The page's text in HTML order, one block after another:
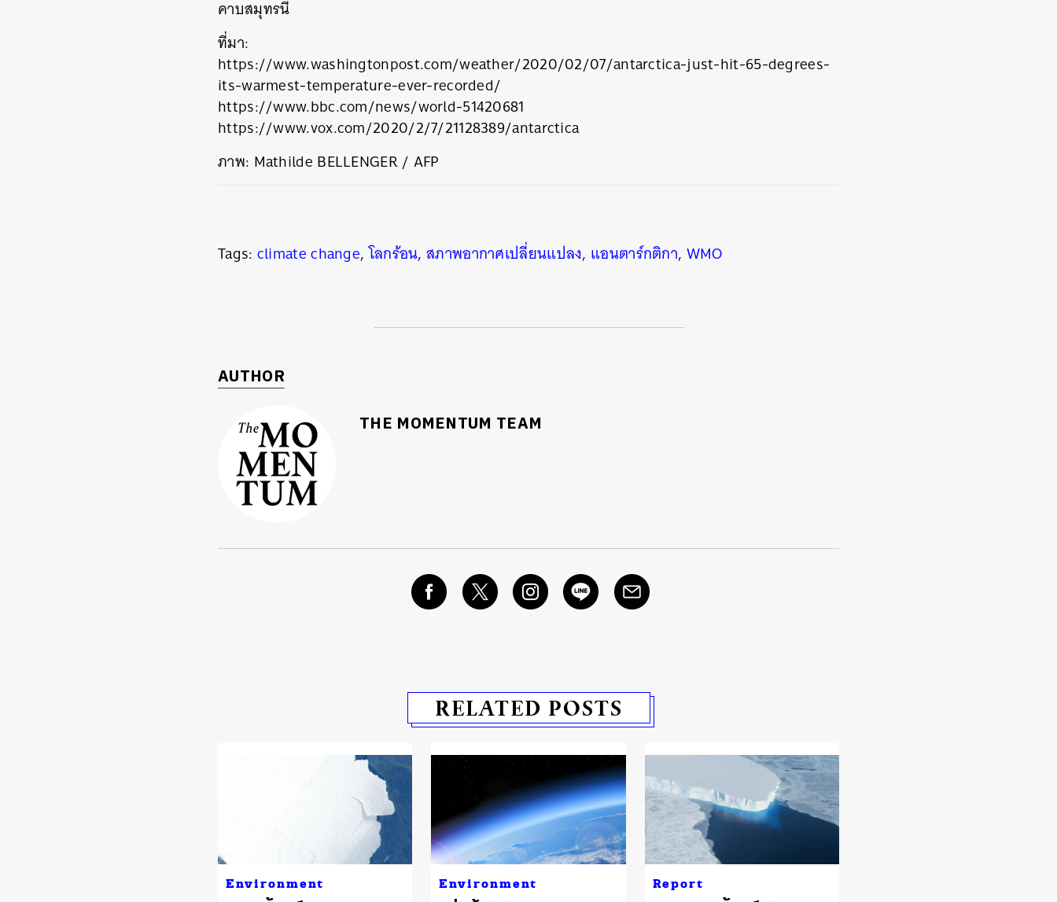
คาบสมุทรนี้
ที่มา:
https://www.washingtonpost.com/weather/2020/02/07/antarctica-just-hit-65-degrees-
its-warmest-temperature-ever-recorded/
https://www.bbc.com/news/world-51420681
https://www.vox.com/2020/2/7/21128389/antarctica
ภาพ: Mathilde BELLENGER / AFP
Tags: climate change,โลกร้อน,สภาพอากาศเปลี่ยนแปลง, แอนตาร์กติกา, WMO
AUTHOR
THE MOMENTUM TEAM
RELATED POSTS
Environment Environment Report